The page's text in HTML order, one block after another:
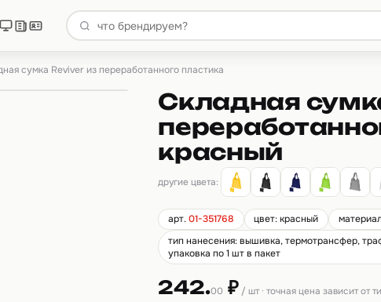
сумка Reviver из переработанного пластика
Складная
красный
другие цвета:
арт.01-351768 цвет: красный
тип нанесения: вышивка, термотрансфер,
упаковка по 1 шт в пакет
242.00 ₽ / шт · точная цена зависит от